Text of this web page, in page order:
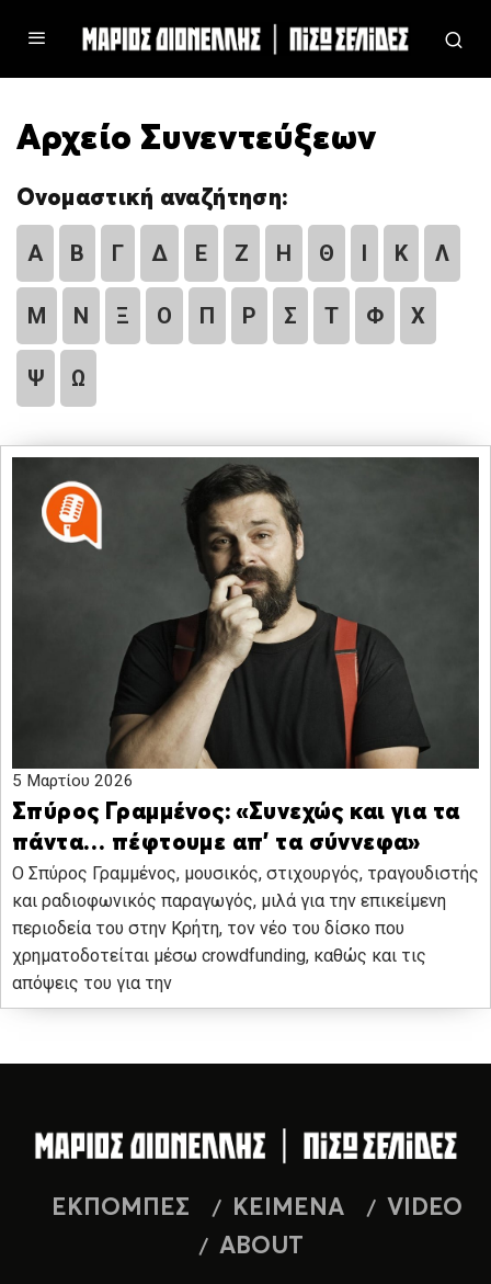
Αρχείο Συνεντεύξεων
Ονομαστική αναζήτηση:
Α Β Γ Δ Ε Ζ Η Θ Ι Κ Λ
Μ Ν Ξ Ο Π Ρ Σ Τ Φ Χ
Ψ Ω
5 Μαρτίου 2026
Σπύρος Γραμμένος: «Συνεχώς και για τα
πάντα… πέφτουμε απ’ τα σύννεφα»
Ο Σπύρος Γραμμένος, μουσικός, στιχουργός, τραγουδιστής
και ραδιοφωνικός παραγωγός, μιλά για την επικείμενη
περιοδεία του στην Κρήτη, τον νέο του δίσκο που
χρηματοδοτείται μέσω crowdfunding, καθώς και τις
απόψεις του για την
ΕΚΠΟΜΠΕΣ ΚΕΙΜΕΝΑ
VIDEO
ABOUT